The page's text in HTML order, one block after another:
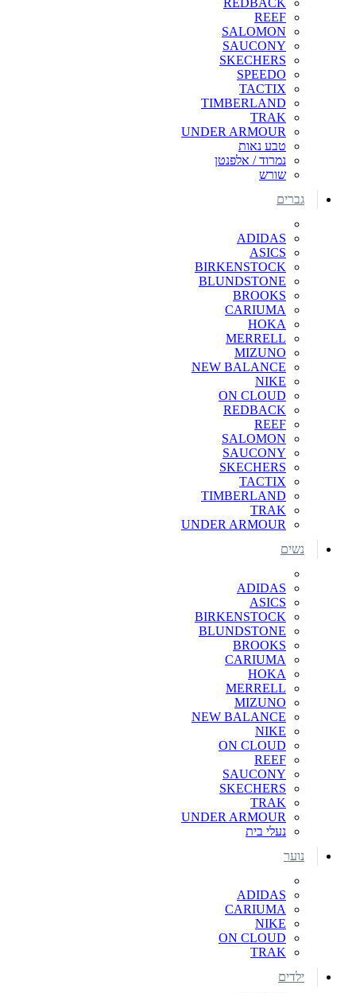
REEF
SALOMON
SAUCONY
SKECHERS
SPEEDO
TACTIX
TIMBERLAND
TRAK
UNDER ARMOUR
טבע נאות
נמרוד / אלפנטן
שורש
גברים
ADIDAS
ASICS
BIRKENSTOCK
BLUNDSTONE
BROOKS
CARIUMA
HOKA
MERRELL
MIZUNO
NEW BALANCE
NIKE
ON CLOUD
REDBACK
REEF
SALOMON
SAUCONY
SKECHERS
TACTIX
TIMBERLAND
TRAK
UNDER ARMOUR
נשים
ADIDAS
ASICS
BIRKENSTOCK
BLUNDSTONE
BROOKS
CARIUMA
HOKA
MERRELL
MIZUNO
NEW BALANCE
NIKE
ON CLOUD
REEF
SAUCONY
SKECHERS
TRAK
UNDER ARMOUR
נעלי בית
נוער
ADIDAS
CARIUMA
NIKE
ON CLOUD
TRAK
ילדים